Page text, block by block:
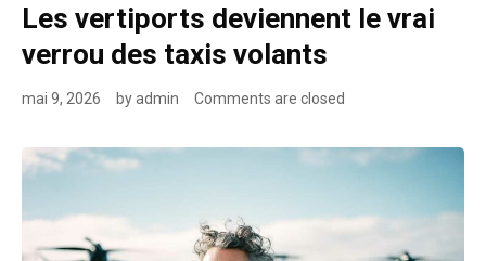
Les vertiports deviennent le vrai
verrou des taxis volants
mai 9, 2026 byadmin Comments are closed